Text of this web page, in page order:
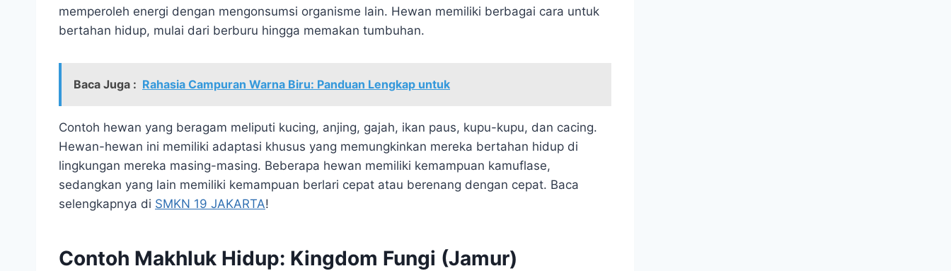
memperoleh energi dengan mengonsumsi organisme lain. Hewan memiliki berbagai cara untuk
bertahan hidup, mulai dari berburu hingga memakan tumbuhan.
Baca Juga : Rahasia Campuran Warna Biru: Panduan Lengkap untuk
Contoh hewan yang beragam meliputi kucing, anjing, gajah, ikan paus, kupu-kupu, dan cacing.
Hewan-hewan ini memiliki adaptasi khusus yang memungkinkan mereka bertahan hidup di
lingkungan mereka masing-masing. Beberapa hewan memiliki kemampuan kamuflase,
sedangkan yang lain memiliki kemampuan berlari cepat atau berenang dengan cepat. Baca
selengkapnya di SMKN 19 JAKARTA!
Contoh Makhluk Hidup: Kingdom Fungi (Jamur)